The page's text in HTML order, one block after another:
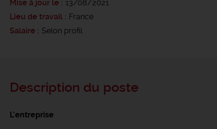
Mise à jour le
13/08/2021
Lieu de travail
France
Salaire
Selon profil
Description du poste
L'entreprise